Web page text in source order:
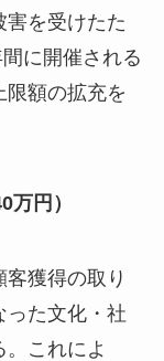
害を受けたた
に開催される
限額の拡充を
円）
獲得の取り
った文化・社
これによ